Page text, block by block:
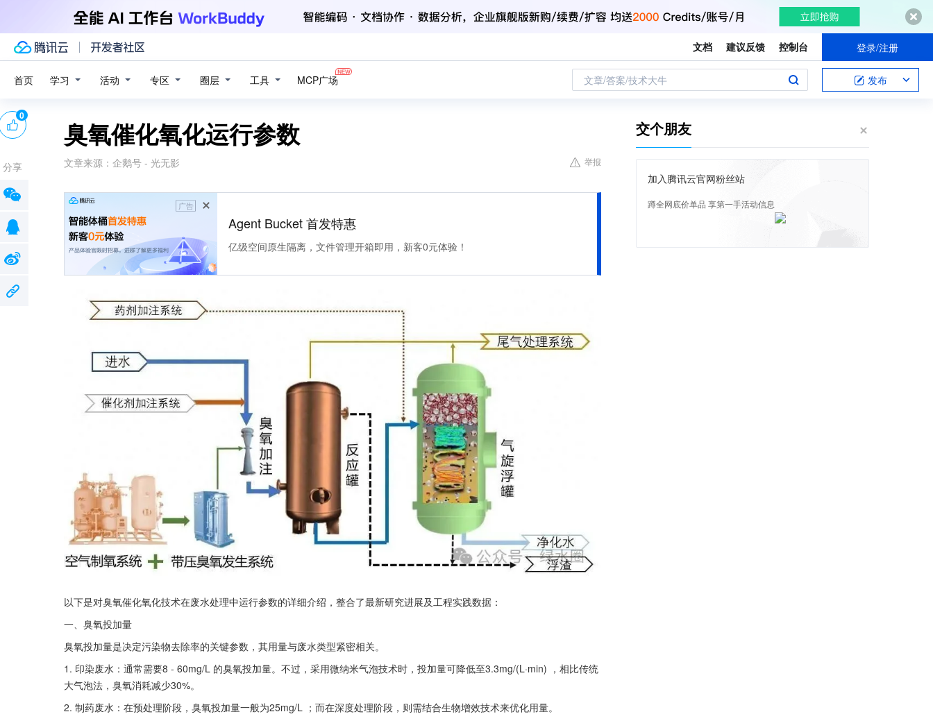
文档 建议反馈 控制台 登录/注册
首页 学习 活动 专区 圈层 工具 MCP广场 文章/答案/技术大牛 发布
臭氧催化氧化运行参数
文章来源： 企鹅号 - 光无影 举报
广告
Agent Bucket 首发特惠
亿级空间原生隔离，文件管理开箱即用，新客0元体验！
以下是对臭氧催化氧化技术在废水处理中运行参数的详细介绍，整合了最新研究进展及工程实践数据：
一、臭氧投加量
臭氧投加量是决定污染物去除率的关键参数，其用量与废水类型紧密相关。
1. 印染废水：通常需要8 - 60mg/L 的臭氧投加量。不过，采用微纳米气泡技术时，投加量可降低至3.3mg/(L·min) ，相比传统
大气泡法，臭氧消耗减少30%。
2. 制药废水：在预处理阶段，臭氧投加量一般为25mg/L ；而在深度处理阶段，则需结合生物增效技术来优化用量。
0
分享
交个朋友
加入腾讯云官网粉丝站
蹲全网底价单品 享第一手活动信息